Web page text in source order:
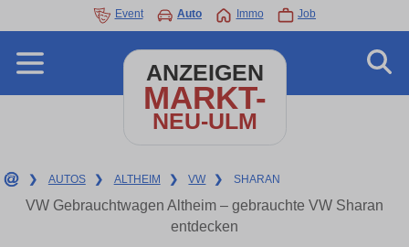
Event Auto Immo Job
ANZEIGEN
MARKT-
NEU-ULM
❯ AUTOS ❯ ALTHEIM ❯ VW ❯ SHARAN
VW Gebrauchtwagen Altheim – gebrauchte VW Sharan
entdecken